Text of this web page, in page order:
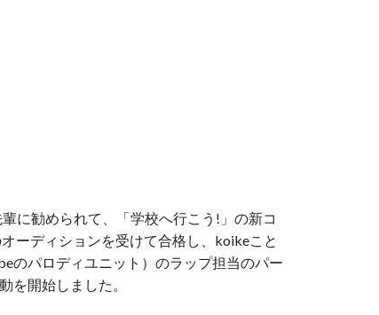
に勧められて、「学校へ行こう!」の新コ
ーディションを受けて合格し、koikeこと
のパロディユニット）のラップ担当のパー
を開始しました。